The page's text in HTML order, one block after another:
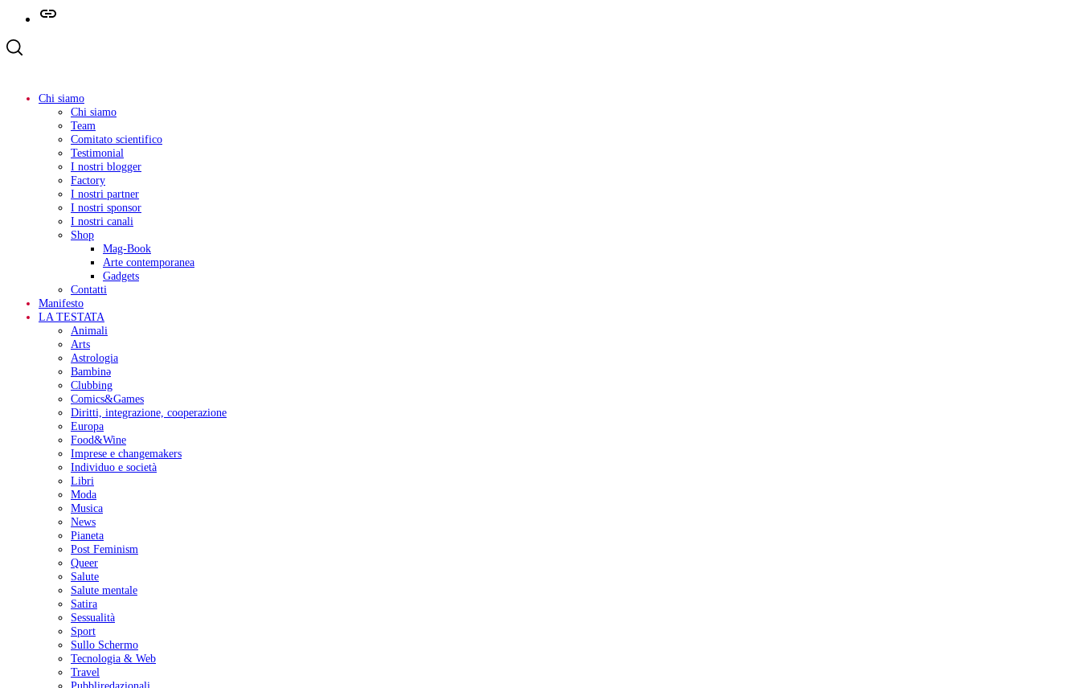
Telegram
Chi siamo
Chi siamo
Team
Comitato scientifico
Testimonial
I nostri blogger
Factory
I nostri partner
I nostri sponsor
I nostri canali
Shop
Mag-Book
Arte contemporanea
Gadgets
Contatti
Manifesto
LA TESTATA
Animali
Arts
Astrologia
Bambinə
Clubbing
Comics&Games
Diritti, integrazione, cooperazione
Europa
Food&Wine
Imprese e changemakers
Individuo e società
Libri
Moda
Musica
News
Pianeta
Post Feminism
Queer
Salute
Salute mentale
Satira
Sessualità
Sport
Sullo Schermo
Tecnologia & Web
Travel